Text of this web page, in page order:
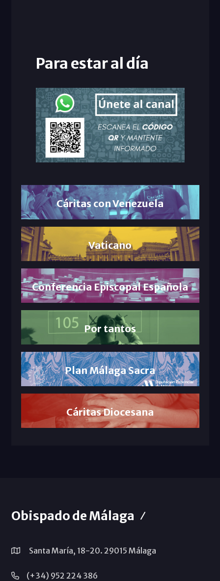
Para estar al día
Cáritas con Venezuela
Vaticano
Conferencia Episcopal Española
Por tantos
Plan Málaga Sacra
Cáritas Diocesana
Obispado de Málaga
Santa María, 18-20. 29015 Málaga
(+34) 952 224 386